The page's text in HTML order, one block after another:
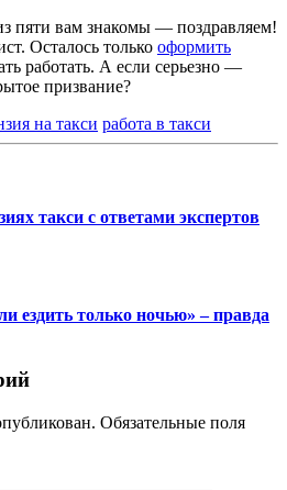
пяти вам знакомы — поздравляем!
Осталось только оформить
работать. А если серьезно —
призвание?
на такси работа в такси
такси с ответами экспертов
ездить только ночью» – правда
Обязательные поля